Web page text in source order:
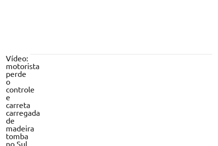
Vídeo:
motorista
perde
o
controle
e
carreta
carregada
de
madeira
tomba
no Sul